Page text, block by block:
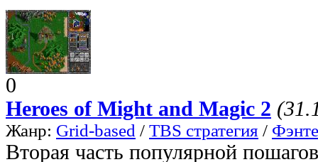
0
Heroes of Might and Magic 2
Жанр: Grid-based / TBS стратегия /
Вторая часть популярной